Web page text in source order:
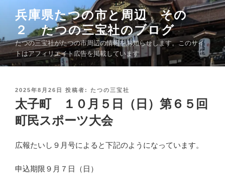
ン
ツ
へ
兵庫県たつの市と周辺 その
２ たつの三宝社のブログ
たつの三宝社がたつの市周辺の情報をお知らせします。このサイ
トはアフィリエイト広告を掲載しています
投
稿
日
:
2025年8月26日 投稿者: たつの三宝社
太子町 １０月５日（日）第６５回
町民スポーツ大会
広報たいし９月号によると下記のようになっています。
申込期限９月７日（日）